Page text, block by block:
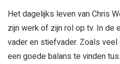
Het dagelijks leven van Chris
zijn werk of zijn rol op tv. In de
vader en stiefvader. Zoals
een goede balans te vinden